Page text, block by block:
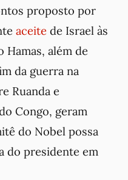
proposto por
aceite de Israel às
além de
da guerra na
Ruanda e
Congo, geram
do Nobel possa
do presidente em